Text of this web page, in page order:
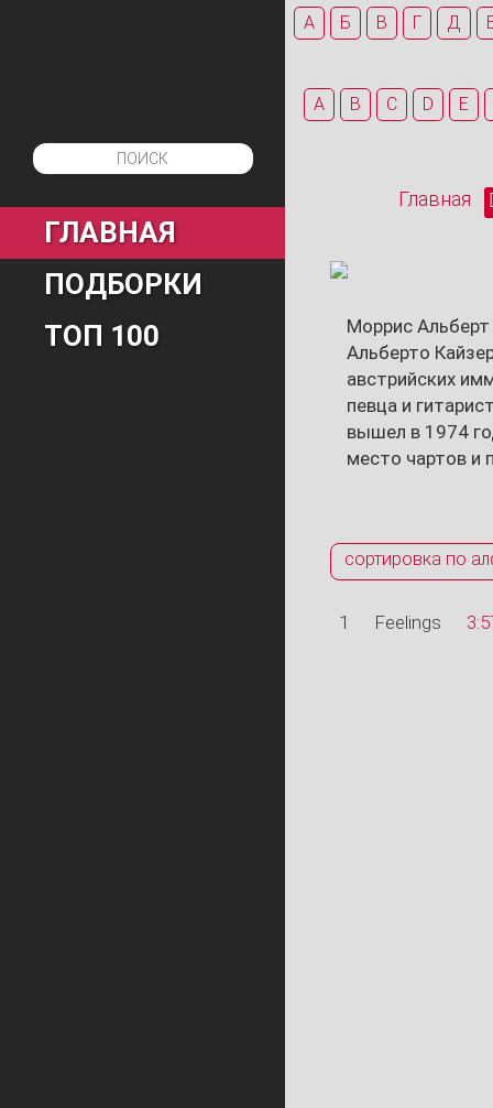
ГЛАВНАЯ
ПОДБОРКИ
ТОП 100
А Б В Г Д
A B C D E
Главная
Моррис
Альберто
австрийских
певца и
вышел в 1974
место чартов и
сортировка по
1 Feelings